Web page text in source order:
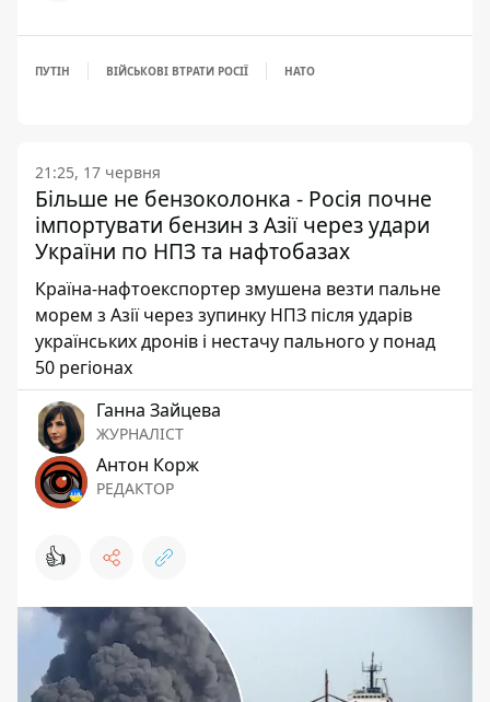
ПУТІН ВІЙСЬКОВІ ВТРАТИ РОСІЇ НАТО
21:25, 17 червня
Більше не бензоколонка - Росія почне
імпортувати бензин з Азії через удари
України по НПЗ та нафтобазах
Країна-нафтоекспортер змушена везти пальне
морем з Азії через зупинку НПЗ після ударів
українських дронів і нестачу пального у понад
50 регіонах
Ганна Зайцева
ЖУРНАЛІСТ
Антон Корж
РЕДАКТОР
👍